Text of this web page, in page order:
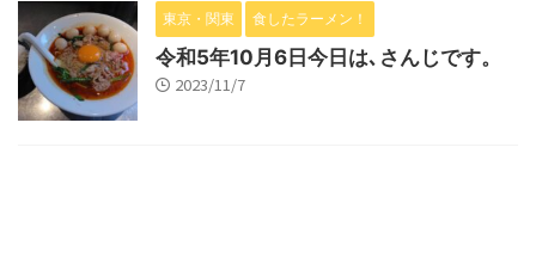
東京・関東 食したラーメン！
令和5年10月6日今日は､さんじです。
2023/11/7